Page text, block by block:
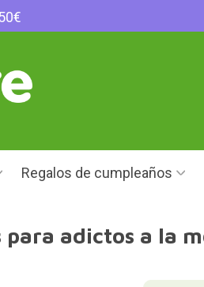
Regalos de cumpleaños
adictos a la